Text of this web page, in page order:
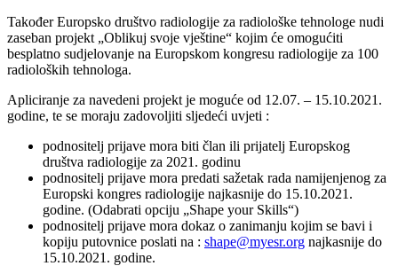
Također Europsko društvo radiologije za radiološke tehnologe nudi
zaseban projekt „Oblikuj svoje vještine“ kojim će omogućiti
besplatno sudjelovanje na Europskom kongresu radiologije za 100
radioloških tehnologa.
Apliciranje za navedeni projekt je moguće od 12.07. – 15.10.2021.
godine, te se moraju zadovoljiti sljedeći uvjeti :
podnositelj prijave mora biti član ili prijatelj Europskog
društva radiologije za 2021. godinu
podnositelj prijave mora predati sažetak rada namijenjenog za
Europski kongres radiologije najkasnije do 15.10.2021.
godine. (Odabrati opciju „Shape your Skills“)
podnositelj prijave mora dokaz o zanimanju kojim se bavi i
kopiju putovnice poslati na : shape@myesr.org najkasnije do
15.10.2021. godine.